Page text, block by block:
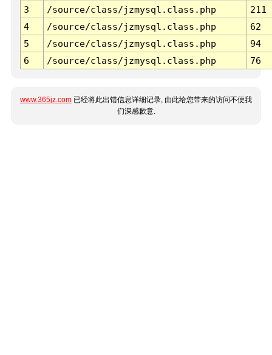
3 /source/class/jzmysql.class.php
211
4
/source/class/jzmysql.class.php
62
5
/source/class/jzmysql.class.php
94
6
/source/class/jzmysql.class.php 76
www.365jz.com 已经将此出错信息详细记录, 由此给您带来的访问不便我
们深感歉意.